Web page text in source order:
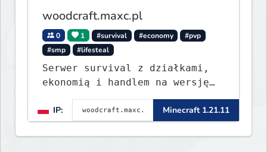
woodcraft.maxc.pl
0 1 #survival #economy
#pvp
#smp
#lifesteal
Serwer survival z działkami,
ekonomią i handlem na wersję
IP:
Minecraft 1.21.11